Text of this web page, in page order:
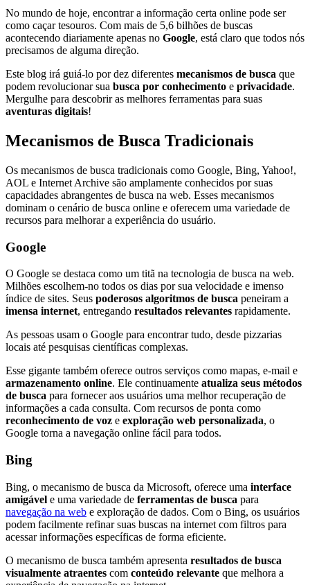
No mundo de hoje, encontrar a informação certa online pode ser
como caçar tesouros. Com mais de 5,6 bilhões de buscas
acontecendo diariamente apenas no Google, está claro que todos nós
precisamos de alguma direção.
Este blog irá guiá-lo por dez diferentes mecanismos de busca que
podem revolucionar sua busca por conhecimento e privacidade.
Mergulhe para descobrir as melhores ferramentas para suas
aventuras digitais!
Mecanismos de Busca Tradicionais
Os mecanismos de busca tradicionais como Google, Bing, Yahoo!,
AOL e Internet Archive são amplamente conhecidos por suas
capacidades abrangentes de busca na web. Esses mecanismos
dominam o cenário de busca online e oferecem uma variedade de
recursos para melhorar a experiência do usuário.
Google
O Google se destaca como um titã na tecnologia de busca na web.
Milhões escolhem-no todos os dias por sua velocidade e imenso
índice de sites. Seus poderosos algoritmos de busca peneiram a
imensa internet, entregando resultados relevantes rapidamente.
As pessoas usam o Google para encontrar tudo, desde pizzarias
locais até pesquisas científicas complexas.
Esse gigante também oferece outros serviços como mapas, e-mail e
armazenamento online. Ele continuamente atualiza seus métodos
de busca para fornecer aos usuários uma melhor recuperação de
informações a cada consulta. Com recursos de ponta como
reconhecimento de voz e exploração web personalizada, o
Google torna a navegação online fácil para todos.
Bing
Bing, o mecanismo de busca da Microsoft, oferece uma interface
amigável e uma variedade de ferramentas de busca para
navegação na web e exploração de dados. Com o Bing, os usuários
podem facilmente refinar suas buscas na internet com filtros para
acessar informações específicas de forma eficiente.
O mecanismo de busca também apresenta resultados de busca
visualmente atraentes com conteúdo relevante que melhora a